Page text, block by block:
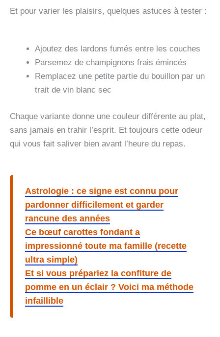
Et pour varier les plaisirs, quelques astuces à tester :
Ajoutez des lardons fumés entre les couches
Parsemez de champignons frais émincés
Remplacez une petite partie du bouillon par un
trait de vin blanc sec
Chaque variante donne une couleur différente au plat,
sans jamais en trahir l’esprit. Et toujours cette odeur
qui vous fait saliver bien avant l’heure du repas.
Astrologie : ce signe est connu pour
pardonner difficilement et garder
rancune des années
Ce bœuf carottes fondant a
impressionné toute ma famille (recette
ultra simple)
Et si vous prépariez la confiture de
pomme en un éclair ? Voici ma méthode
infaillible